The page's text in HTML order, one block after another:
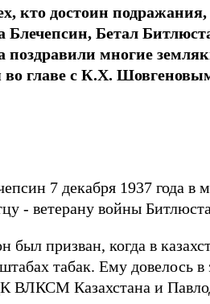
кто достоин
Блечепсин, Бетал
поздравили многие
во главе с К.Х.
7 декабря 1937 года
- ветерану войны
призван, когда в
табак. Ему довелось в
ВЛКСМ Казахстана и